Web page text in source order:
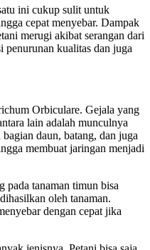
ini cukup sulit untuk
cepat menyebar. Dampak
merugi akibat serangan dari
kualitas dan juga
Orbiculare. Gejala yang
lain adalah munculnya
daun, batang, dan juga
membuat jaringan menjadi
pada tanaman timun bisa
oleh tanaman.
dengan cepat jika